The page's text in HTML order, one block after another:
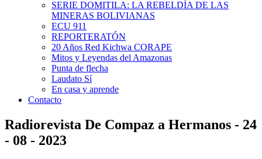
SERIE DOMITILA: LA REBELDÍA DE LAS
MINERAS BOLIVIANAS
ECU 911
REPORTERATÓN
20 Años Red Kichwa CORAPE
Mitos y Leyendas del Amazonas
Punta de flecha
Laudato Sí
En casa y aprende
Contacto
Radiorevista De Compaz a Hermanos - 24
- 08 - 2023